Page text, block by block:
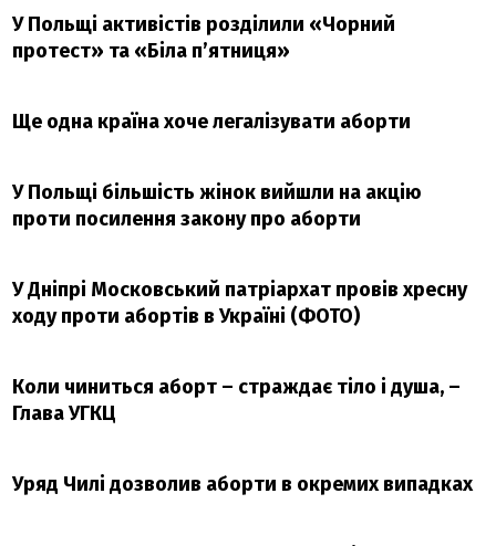
У Польщі активістів розділили «Чорний
протест» та «Біла п’ятниця»
Ще одна країна хоче легалізувати аборти
У Польщі більшість жінок вийшли на акцію
проти посилення закону про аборти
У Дніпрі Московський патріархат провів хресну
ходу проти абортів в Україні (ФОТО)
Коли чиниться аборт – страждає тіло і душа, –
Глава УГКЦ
Уряд Чилі дозволив аборти в окремих випадках